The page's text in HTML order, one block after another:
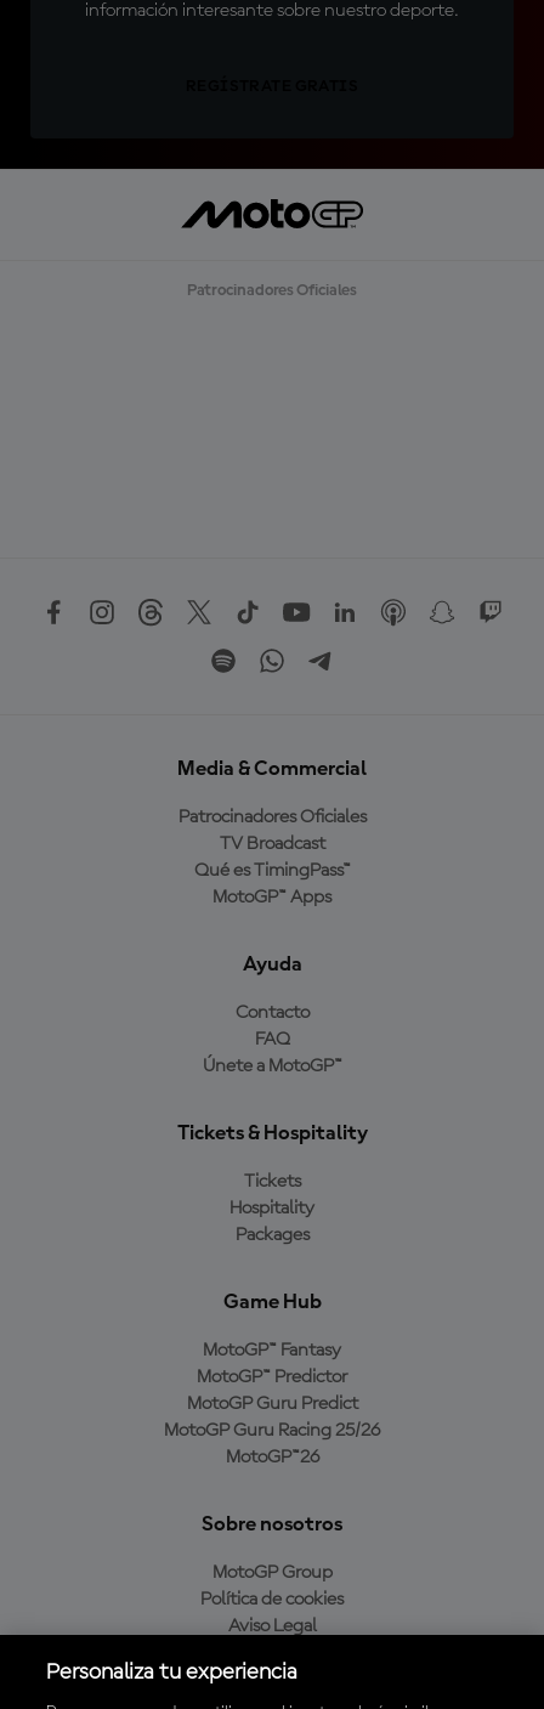
información interesante sobre nuestro deporte.
Patrocinadores Oficiales
Media & Commercial
Patrocinadores Oficiales
TV Broadcast
Qué es TimingPass™
MotoGP™ Apps
Ayuda
Contacto
FAQ
Únete a MotoGP™
Tickets & Hospitality
Tickets
Hospitality
Packages
Game Hub
MotoGP™ Fantasy
MotoGP™ Predictor
MotoGP Guru Predict
MotoGP Guru Racing 25/26
MotoGP™26
Sobre nosotros
MotoGP Group
Política de cookies
Aviso Legal
Política de compra
Personaliza tu experiencia